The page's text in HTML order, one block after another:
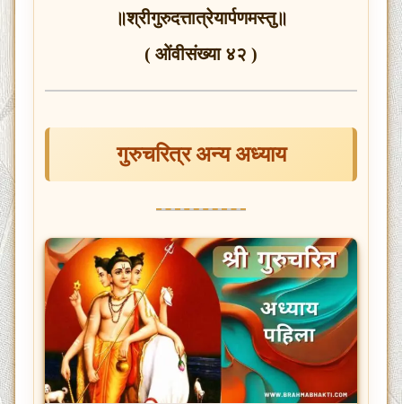
॥श्रीगुरुदत्तात्रेयार्पणमस्तु॥
( ओंवीसंख्या ४२ )
गुरुचरित्र अन्य अध्याय